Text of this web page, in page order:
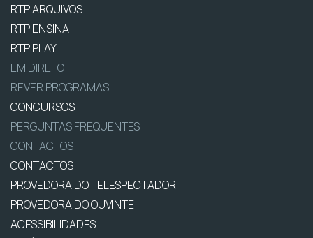
RTP ARQUIVOS
RTP ENSINA
RTP PLAY
EM DIRETO
REVER PROGRAMAS
CONCURSOS
PERGUNTAS FREQUENTES
CONTACTOS
CONTACTOS
PROVEDORA DO TELESPECTADOR
PROVEDORA DO OUVINTE
ACESSIBILIDADES